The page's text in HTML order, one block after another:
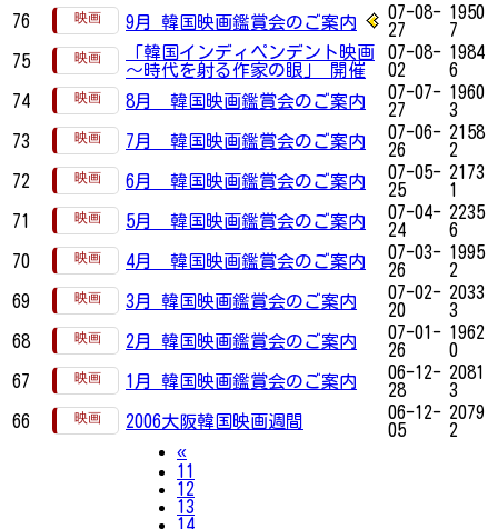
76
9月 韓国映画鑑賞会のご案内
07-08-
27
1950
7
75
「韓国インディペンデント映画
～時代を射る作家の眼」 開催
07-08-
02
1984
6
74
8月 韓国映画鑑賞会のご案内
07-07-
27
1960
3
73
7月 韓国映画鑑賞会のご案内
07-06-
26
2158
2
72
6月 韓国映画鑑賞会のご案内
07-05-
25
2173
1
71
5月 韓国映画鑑賞会のご案内
07-04-
24
2235
6
70
4月 韓国映画鑑賞会のご案内
07-03-
26
1995
2
69
3月 韓国映画鑑賞会のご案内
07-02-
20
2033
3
68
2月 韓国映画鑑賞会のご案内
07-01-
26
1962
0
67
1月 韓国映画鑑賞会のご案内
06-12-
28
2081
3
66
2006大阪韓国映画週間
06-12-
05
2079
2
«Previous
11
12
13
14